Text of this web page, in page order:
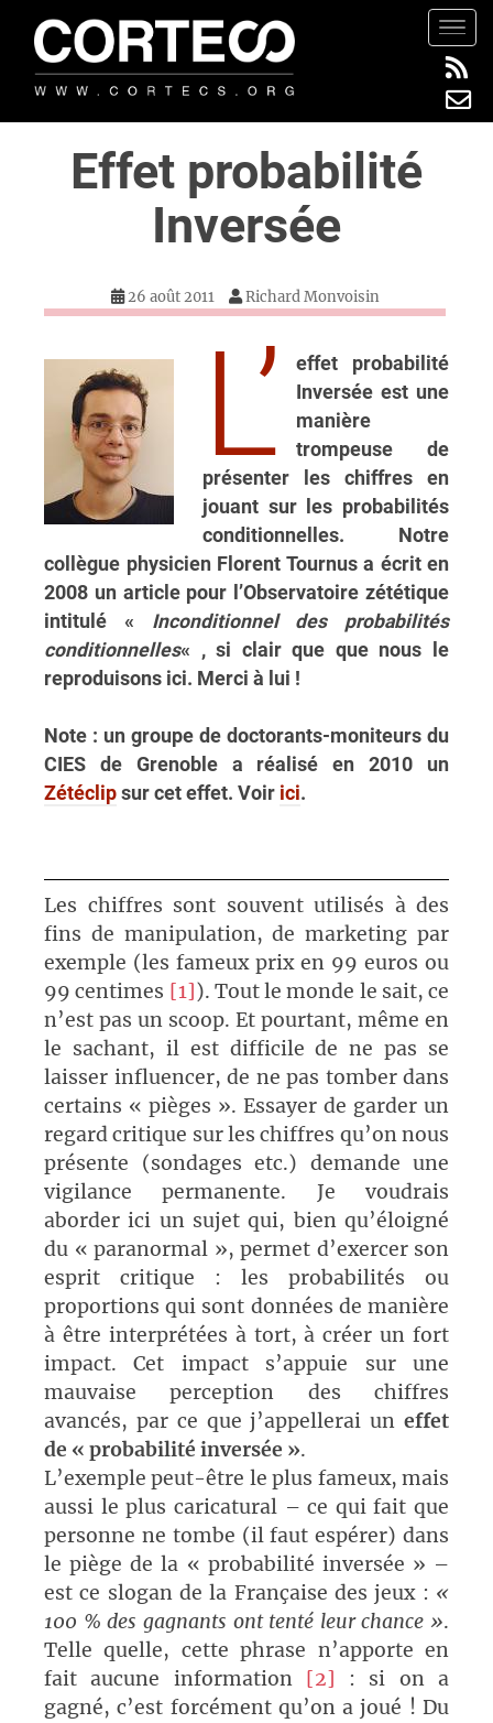
t
Effet probabilité
Inversée
26 août 2011 Richard Monvoisin
L’
effet probabilité
Inversée est une
manière
trompeuse de
présenter les chiffres en
jouant sur les probabilités
conditionnelles. Notre
collègue physicien Florent Tournus a écrit en
2008 un article pour l’Observatoire zététique
intitulé « Inconditionnel des probabilités
conditionnelles« , si clair que que nous le
reproduisons ici. Merci à lui !
Note : un groupe de doctorants-moniteurs du
CIES de Grenoble a réalisé en 2010 un
Zétéclip sur cet effet. Voir ici.
Les chiffres sont souvent utilisés à des
fins de manipulation, de marketing par
exemple (les fameux prix en 99 euros ou
99 centimes [1]). Tout le monde le sait, ce
n’est pas un scoop. Et pourtant, même en
le sachant, il est difficile de ne pas se
laisser influencer, de ne pas tomber dans
certains « pièges ». Essayer de garder un
regard critique sur les chiffres qu’on nous
présente (sondages etc.) demande une
vigilance permanente. Je voudrais
aborder ici un sujet qui, bien qu’éloigné
du « paranormal », permet d’exercer son
esprit critique : les probabilités ou
proportions qui sont données de manière
à être interprétées à tort, à créer un fort
impact. Cet impact s’appuie sur une
mauvaise perception des chiffres
avancés, par ce que j’appellerai un effet
de « probabilité inversée ».
L’exemple peut-être le plus fameux, mais
aussi le plus caricatural – ce qui fait que
personne ne tombe (il faut espérer) dans
le piège de la « probabilité inversée » –
est ce slogan de la Française des jeux : «
100 % des gagnants ont tenté leur chance ».
Telle quelle, cette phrase n’apporte en
fait aucune information [2] : si on a
gagné, c’est forcément qu’on a joué ! Du